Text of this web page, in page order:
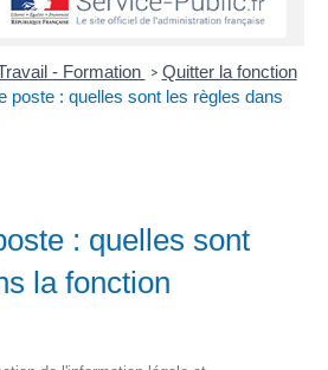
- Formation > Quitter la fonction
poste : quelles sont les règles dans
: quelles sont
la fonction